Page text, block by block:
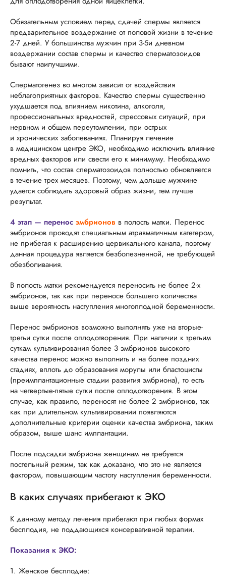
Обязательным условием перед сдачей спермы является
предварительное воздержание от половой жизни в течение
2-7 дней. У большинства мужчин при 3-5и дневном
воздержании состав спермы и качество сперматозоидов
бывают наилучшими.
Сперматогенез во многом зависит от воздействия
неблагоприятных факторов. Качество спермы существенно
ухудшается под влиянием никотина, алкоголя,
профессиональных вредностей, стрессовых ситуаций, при
нервном и общем переутомлении, при острых
и хронических заболеваниях. Планируя лечение
в медицинском центре ЭКО, необходимо исключить влияние
вредных факторов или свести его к минимуму. Необходимо
помнить, что состав сперматозоидов полностью обновляется
в течение трех месяцев. Поэтому, чем дольше мужчине
удается соблюдать здоровый образ жизни, тем лучше
результат.
4 этап — перенос эмбрионов в полость матки. Перенос
эмбрионов проводят специальным атравматичным катетером,
не прибегая к расширению цервикального канала, поэтому
данная процедура является безболезненной, не требующей
обезболивания.
В полость матки рекомендуется переносить не более 2-х
эмбрионов, так как при переносе большего количества
выше вероятность наступления многоплодной беременности.
Перенос эмбрионов возможно выполнять уже на вторые-
третьи сутки после оплодотворения. При наличии к третьим
суткам культивирования более 3 эмбрионов высокого
качества перенос можно выполнить и на более поздних
стадиях, вплоть до образования морулы или бластоцисты
(преимплантационные стадии развития эмбриона), то есть
на четвертые-пятые сутки после оплодотворения. В этом
случае, как правило, переносят не более 2 эмбрионов, так
как при длительном культивировании появляются
дополнительные критерии оценки качества эмбриона, таким
образом, выше шанс имплантации.
После подсадки эмбриона женщинам не требуется
постельный режим, так как доказано, что это не является
фактором, повышающим частоту наступления беременности.
В каких случаях прибегают к ЭКО
К данному методу лечения прибегают при любых формах
бесплодия, не поддающихся консервативной терапии.
Показания к ЭКО:
1. Женское бесплодие: